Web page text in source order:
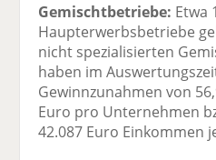
Gemischtbetriebe: Etwa
Haupterwerbsbetriebe
nicht spezialisierten
haben im
Gewinnzunahmen von
Euro pro Unternehmen
42.087 Euro Einkommen